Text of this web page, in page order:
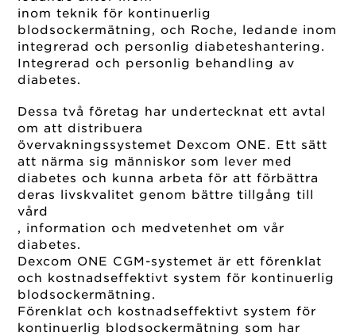
inom teknik för kontinuerlig
blodsockermätning, och Roche, ledande inom
integrerad och personlig diabeteshantering.
Integrerad och personlig behandling av
diabetes.
Dessa två företag har undertecknat ett avtal
om att distribuera
övervakningssystemet Dexcom ONE. Ett sätt
att närma sig människor som lever med
diabetes och kunna arbeta för att förbättra
deras livskvalitet genom bättre tillgång till
vård
, information och medvetenhet om vår
diabetes.
Dexcom ONE CGM-systemet är ett förenklat
och kostnadseffektivt system för kontinuerlig
blodsockermätning.
Förenklat och kostnadseffektivt system för
kontinuerlig blodsockermätning som har